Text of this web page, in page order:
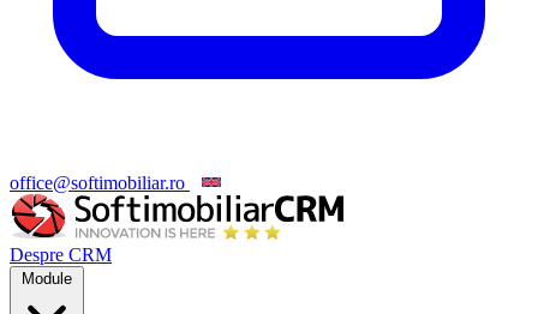
office@softimobiliar.ro
Despre CRM
Module